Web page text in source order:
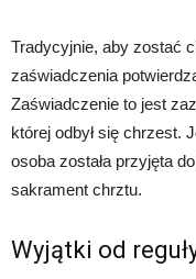
Tradycyjnie, aby zostać
zaświadczenia
Zaświadczenie to jest
której odbył się chrzest.
osoba została przyjęta
sakrament chrztu.
Wyjątki od